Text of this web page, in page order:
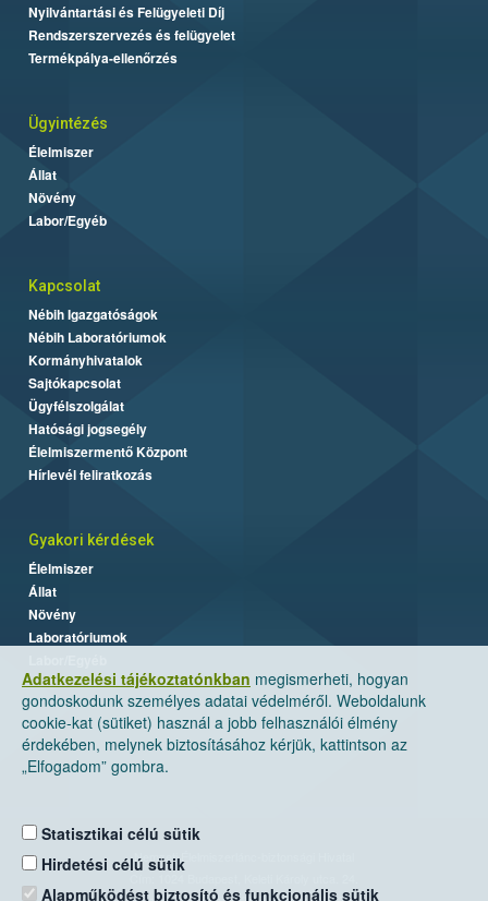
Adatkezelési tájékoztatónkban megismerheti, hogyan
gondoskodunk személyes adatai védelméről. Weboldalunk
cookie-kat (sütiket) használ a jobb felhasználói élmény
érdekében, melynek biztosításához kérjük, kattintson az
„Elfogadom” gombra.
Statisztikai célú sütik
Hirdetési célú sütik
Alapműködést biztosító és funkcionális sütik
Nyilvántartási és Felügyeleti Díj
Rendszerszervezés és felügyelet
Termékpálya-ellenőrzés
Ügyintézés
Élelmiszer
Állat
Növény
Labor/Egyéb
Kapcsolat
Nébih Igazgatóságok
Nébih Laboratóriumok
Kormányhivatalok
Sajtókapcsolat
Ügyfélszolgálat
Hatósági jogsegély
Élelmiszermentő Központ
Hírlevél feliratkozás
Gyakori kérdések
Élelmiszer
Állat
Növény
Laboratóriumok
Nemzeti Élelmiszerlánc-biztonsági Hivatal